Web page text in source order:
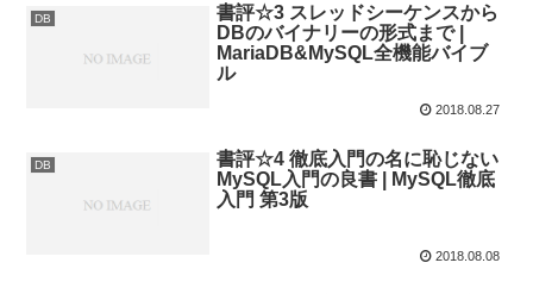
DB
書評☆3 スレッドシーケンスから
DBのバイナリーの形式まで |
MariaDB&MySQL全機能バイブ
ル
2018.08.27
DB
書評☆4 徹底入門の名に恥じない
MySQL入門の良書 | MySQL徹底
入門 第3版
2018.08.08